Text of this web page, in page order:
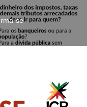
se